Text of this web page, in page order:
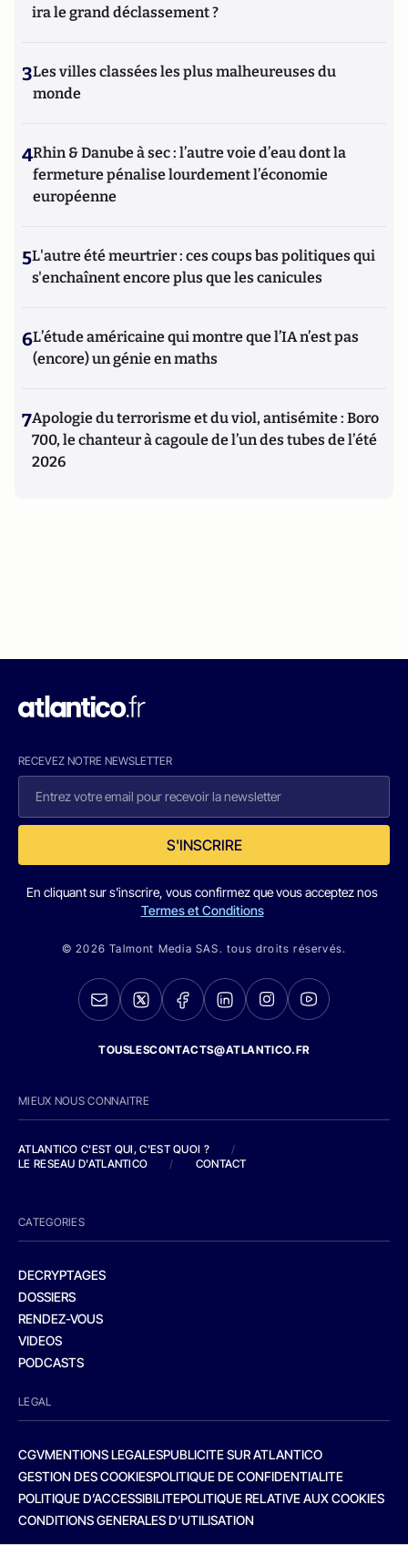
ira le grand déclassement ?
3Les villes classées les plus malheureuses du
monde
4Rhin & Danube à sec : l’autre voie d’eau dont la
fermeture pénalise lourdement l’économie
européenne
5L'autre été meurtrier : ces coups bas politiques qui
s'enchaînent encore plus que les canicules
6L’étude américaine qui montre que l’IA n’est pas
(encore) un génie en maths
7Apologie du terrorisme et du viol, antisémite : Boro
700, le chanteur à cagoule de l’un des tubes de l’été
2026
RECEVEZ NOTRE NEWSLETTER
S'INSCRIRE
En cliquant sur s'inscrire, vous confirmez que vous acceptez nos
Termes et Conditions
© 2026 Talmont Media SAS. tous droits réservés.
TOUSLESCONTACTS@ATLANTICO.FR
MIEUX NOUS CONNAITRE
ATLANTICO C'EST QUI, C'EST QUOI ?
/
LE RESEAU D'ATLANTICO
/ CONTACT
CATEGORIES
DECRYPTAGES
DOSSIERS
RENDEZ-VOUS
VIDEOS
PODCASTS
LEGAL
CGVMENTIONS LEGALESPUBLICITE SUR ATLANTICO
GESTION DES COOKIESPOLITIQUE DE CONFIDENTIALITE
POLITIQUE D’ACCESSIBILITEPOLITIQUE RELATIVE AUX COOKIES
CONDITIONS GENERALES D’UTILISATION